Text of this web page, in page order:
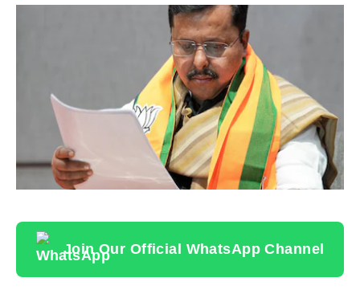
Join Our Official WhatsApp Channel